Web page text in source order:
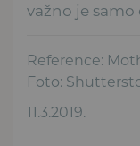
važno je samo
Reference:
Foto:
11.3.2019.